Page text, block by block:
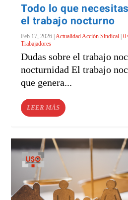
Todo lo que
el trabajo nocturno
Feb 17, 2026 | Actualidad Acción Sindical |0
Trabajadores
Dudas sobre el trabajo
nocturnidad El trabajo
que genera...
LEER MÁS